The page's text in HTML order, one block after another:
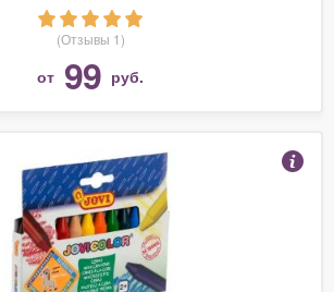
(Отзывы 1)
от 99 руб.